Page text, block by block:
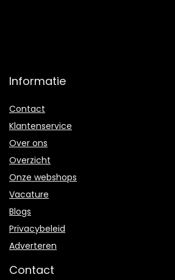
Informatie
Contact
Klantenservice
Over ons
Overzicht
Onze webshops
Vacature
Blogs
Privacybeleid
Adverteren
Contact